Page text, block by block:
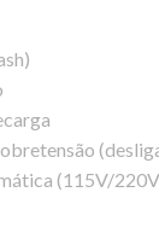
(115V/